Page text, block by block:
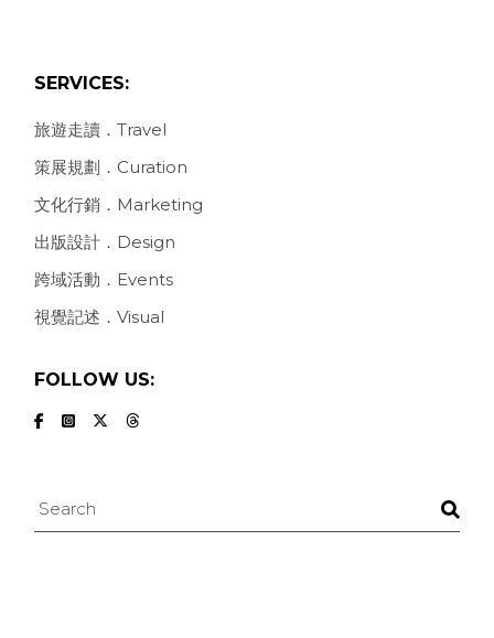
SERVICES:
旅遊走讀．Travel
策展規劃．Curation
文化行銷．Marketing
出版設計．Design
跨域活動．Events
視覺記述．Visual
FOLLOW US:
Search